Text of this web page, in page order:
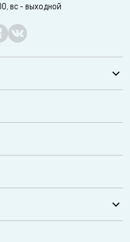
вс - выходной